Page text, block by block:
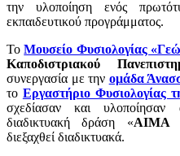
την υλοποίηση ενός
εκπαιδευτικού προγράμματος.
ΤοΜουσείο Φυσιολογίας
Καποδιστριακού
συνεργασία με την ομάδα
το Εργαστήριο Φυσιολογίας
σχεδίασαν και υλοποίησαν
διαδικτυακή δράση «ΑΙΜΑ
διεξαχθεί διαδικτυακά.